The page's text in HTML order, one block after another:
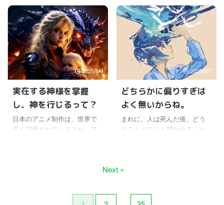
も、詳しく知るようになっ
た。 そして小学校低学年の頃
まで、小児 ...
う気持ちと同時に、涙が溢れ
て止まらなかったことを思い
出す。 【終戦の日･戦後80年】
ずいぶんと嫌がらせのような
ことを書かれたことがある。
知ってはいたけど、知らない
ふりして無視していたけど
ね。 最近は、参議院選挙が近
いせいか、ネットでは支持し
ない政党や政治家への攻撃的
理性的にまともなことを書い
ている人もいるけど、ほとん
ど聞く耳を持たない感じの人
も多い。 発言の自由を盾に、
を夢想していた。 天国という
言葉の意味もよくわかってな
かったけど、とにかくハッピ
ーな暮らしをみんながしてい
る、そんな世界のことが寝る
頃になると出てくるようにな
った。 ワールドメイトに入会
を思っていた人が、周りにも
けっこういたことに気がつい
た。 それで、あの夢想してい
た世界って、ワールドメイト
それでも、未来はそんな理想
2025/6/9
実在する神様を掌握
し、神を行じるって？
日本のアニメ制作は、世界で
高く評価されているよね。ア
ベルも高くて、ドラマを演じ
る日本の俳優さんの演技が物
2025/6/7
どちらかに偏りすぎは
よく無いからね。
まれに、人は死んだ後、どう
なるんだろうと聞かれること
るということを言いたいだけ
ういうことなの？ たとえば
今、いろいろ思ったり感じた
Next »